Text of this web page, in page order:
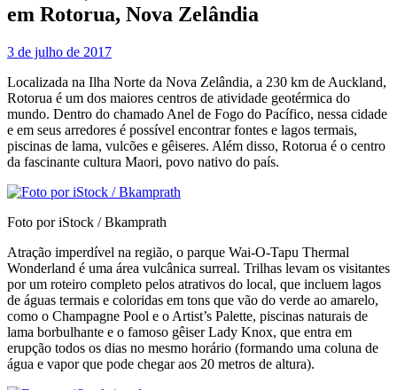
em Rotorua, Nova Zelândia
3 de julho de 2017
Localizada na Ilha Norte da Nova Zelândia, a 230 km de Auckland,
Rotorua é um dos maiores centros de atividade geotérmica do
mundo. Dentro do chamado Anel de Fogo do Pacífico, nessa cidade
e em seus arredores é possível encontrar fontes e lagos termais,
piscinas de lama, vulcões e gêiseres. Além disso, Rotorua é o centro
da fascinante cultura Maori, povo nativo do país.
Foto por iStock / Bkamprath
Atração imperdível na região, o parque Wai-O-Tapu Thermal
Wonderland é uma área vulcânica surreal. Trilhas levam os visitantes
por um roteiro completo pelos atrativos do local, que incluem lagos
de águas termais e coloridas em tons que vão do verde ao amarelo,
como o Champagne Pool e o Artist’s Palette, piscinas naturais de
lama borbulhante e o famoso gêiser Lady Knox, que entra em
erupção todos os dias no mesmo horário (formando uma coluna de
água e vapor que pode chegar aos 20 metros de altura).